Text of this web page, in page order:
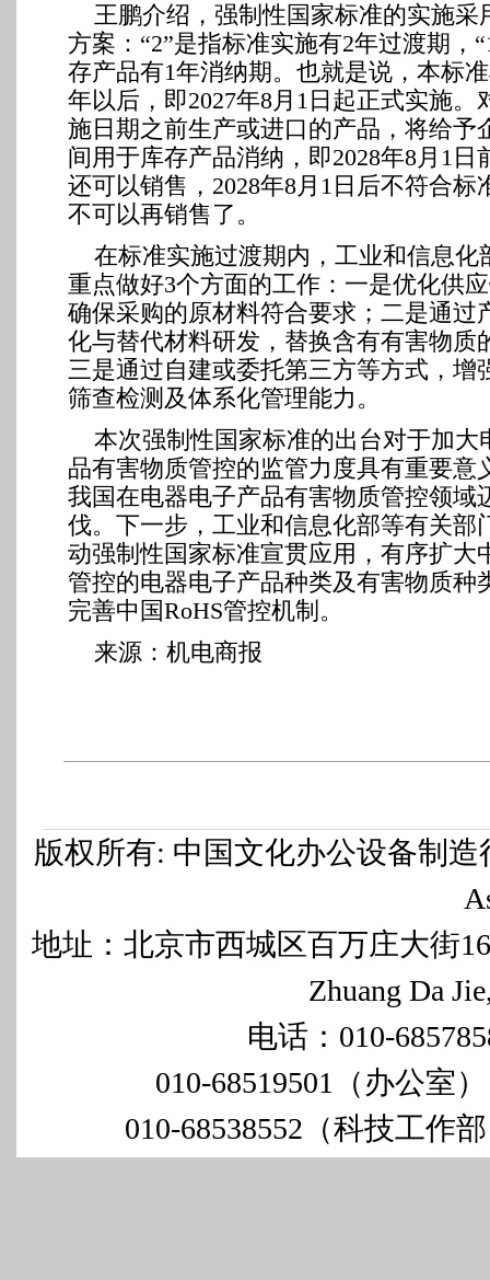
王鹏介绍，强制性国家标准的实施采
方案：“2”是指标准实施有2年过渡期，
存产品有1年消纳期。也就是说，本标
年以后，即2027年8月1日起正式实施。
施日期之前生产或进口的产品，将给予
间用于库存产品消纳，即2028年8月1日
还可以销售，2028年8月1日后不符合标
不可以再销售了。
在标准实施过渡期内，工业和信息化
重点做好3个方面的工作：一是优化供
确保采购的原材料符合要求；二是通过
化与替代材料研发，替换含有有害物质
三是通过自建或委托第三方等方式，增
筛查检测及体系化管理能力。
本次强制性国家标准的出台对于加大
品有害物质管控的监管力度具有重要意
我国在电器电子产品有害物质管控领域
伐。下一步，工业和信息化部等有关部
动强制性国家标准宣贯应用，有序扩大
管控的电器电子产品种类及有害物质种
完善中国RoHS管控机制。
来源：机电商报